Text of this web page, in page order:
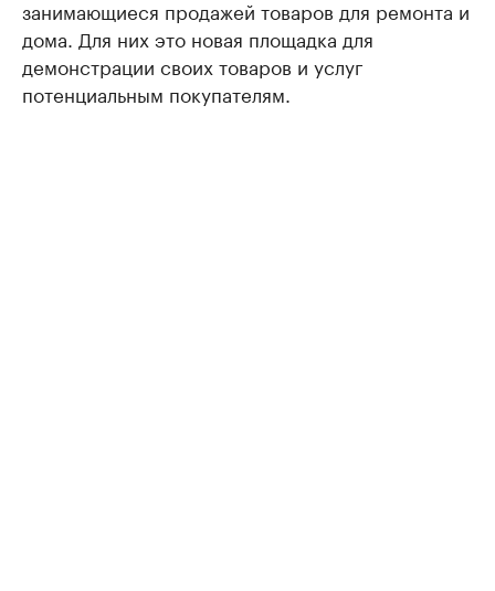
занимающиеся продажей товаров для ремонта и
дома. Для них это новая площадка для
демонстрации своих товаров и услуг
потенциальным покупателям.